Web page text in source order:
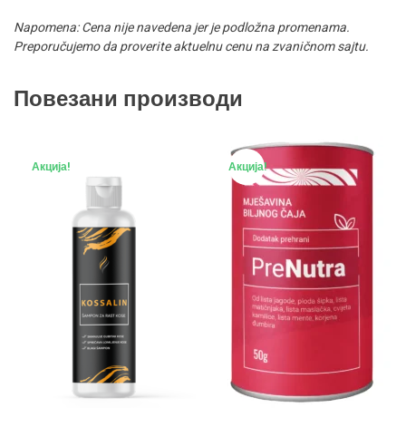
Napomena: Cena nije navedena jer je podložna promenama.
Preporučujemo da proverite aktuelnu cenu na zvaničnom sajtu.
Повезани производи
Акција! Акција!